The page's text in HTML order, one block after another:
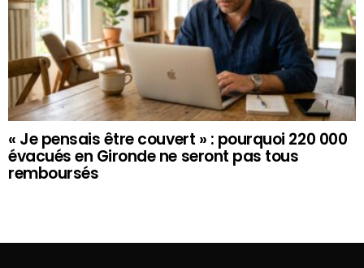
« Je pensais être couvert » : pourquoi 220 000
évacués en Gironde ne seront pas tous
remboursés